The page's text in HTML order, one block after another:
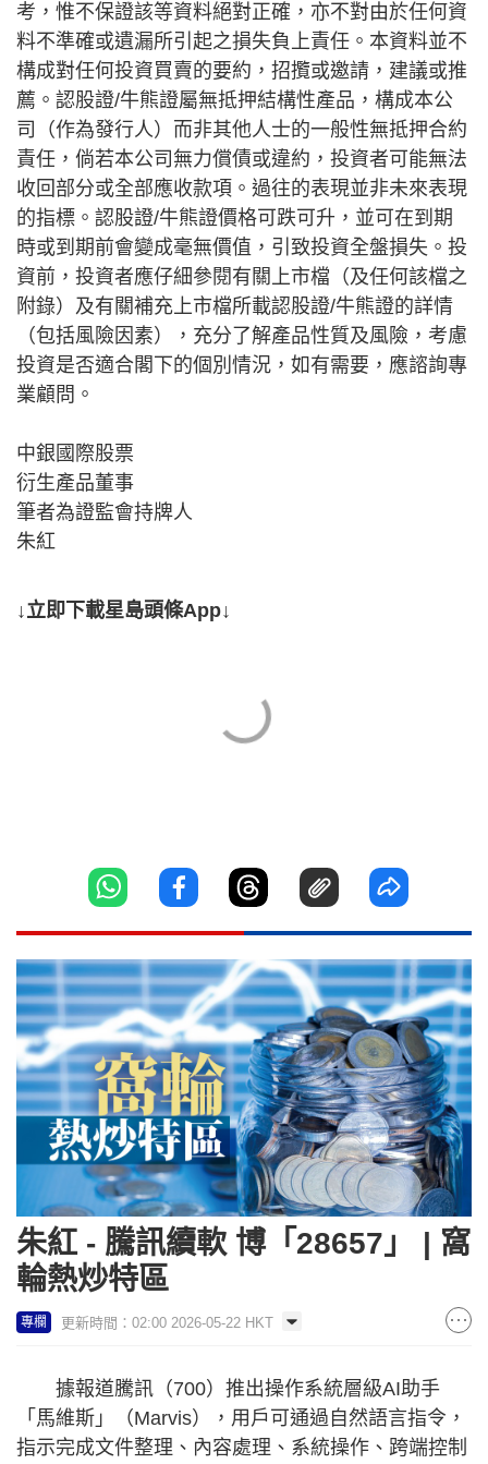
考，惟不保證該等資料絕對正確，亦不對由於任何資
料不準確或遺漏所引起之損失負上責任。本資料並不
構成對任何投資買賣的要約，招攬或邀請，建議或推
薦。認股證/牛熊證屬無抵押結構性產品，構成本公
司（作為發行人）而非其他人士的一般性無抵押合約
責任，倘若本公司無力償債或違約，投資者可能無法
收回部分或全部應收款項。過往的表現並非未來表現
的指標。認股證/牛熊證價格可跌可升，並可在到期
時或到期前會變成毫無價值，引致投資全盤損失。投
資前，投資者應仔細參閱有關上市檔（及任何該檔之
附錄）及有關補充上市檔所載認股證/牛熊證的詳情
（包括風險因素），充分了解產品性質及風險，考慮
投資是否適合閣下的個別情況，如有需要，應諮詢專
業顧問。
中銀國際股票
衍生產品董事
筆者為證監會持牌人
朱紅
↓立即下載星島頭條App↓
朱紅 - 騰訊續軟 博「28657」 | 窩
輪熱炒特區
專欄 更新時間：02:00 2026-05-22 HKT
據報道騰訊（700）推出操作系統層級AI助手
「馬維斯」（Marvis），用戶可通過自然語言指令，
指示完成文件整理、內容處理、系統操作、跨端控制